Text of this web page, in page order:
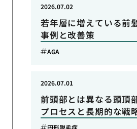
若年層に増えている前
事例と改善策
2026.07.02
AGA
前頭部とは異なる頭頂
プロセスと長期的な戦
2026.07.01